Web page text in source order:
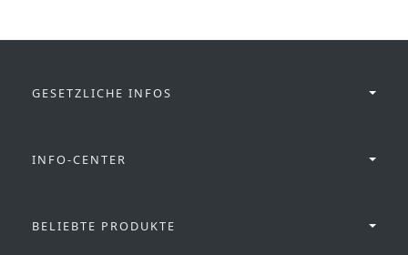
GESETZLICHE INFOS
INFO-CENTER
BELIEBTE PRODUKTE